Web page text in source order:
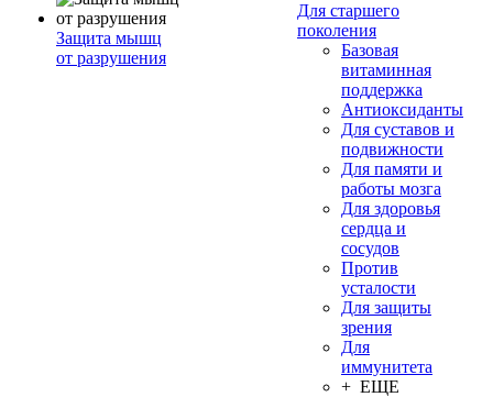
Защита мышц
от разрушения
Для старшего
поколения
Базовая
витаминная
поддержка
Антиоксиданты
Для суставов и
подвижности
Для памяти и
работы мозга
Для здоровья
сердца и
сосудов
Против
усталости
Для защиты
зрения
Для
иммунитета
+ ЕЩЕ